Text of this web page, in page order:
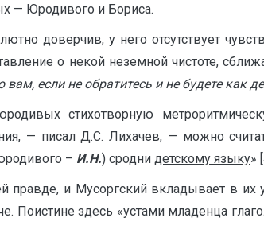
— Юродивого и Бориса.
доверчив, у него отсутствует
о некой неземной чистоте,
вам, если не обратитесь и не будете как
стихотворную
— писал Д.С. Лихачев, — можно
– И.Н.) сродни детскому языку»
и Мусоргский вкладывает в их
Поистине здесь «устами младенца